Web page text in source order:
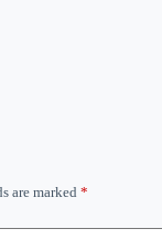
are marked *